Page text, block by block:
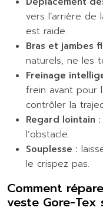
vers l’arrière de
est raide.
Bras et jambes
naturels, ne les
Freinage
frein avant pour
contrôler la
Regard lointain :
l’obstacle.
Souplesse :
le crispez pas.
Comment
veste Gore-Tex